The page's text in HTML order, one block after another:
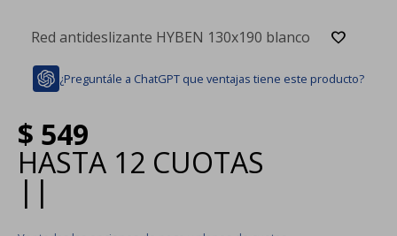
Red antideslizante HYBEN 130x190 blanco
¿Preguntále a ChatGPT que ventajas tiene este producto?
$ 549
HASTA 12 CUOTAS
| |